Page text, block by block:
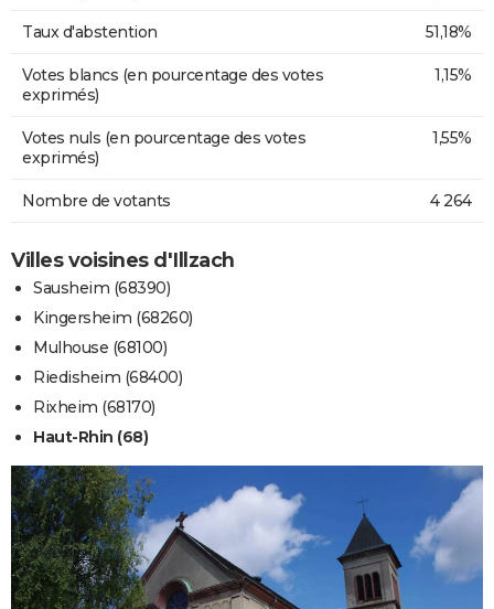
Taux d'abstention 51,18%
Votes blancs (en pourcentage des votes
exprimés)
1,15%
Votes nuls (en pourcentage des votes
exprimés)
1,55%
Nombre de votants 4 264
Villes voisines d'Illzach
Sausheim (68390)
Kingersheim (68260)
Mulhouse (68100)
Riedisheim (68400)
Rixheim (68170)
Haut-Rhin (68)